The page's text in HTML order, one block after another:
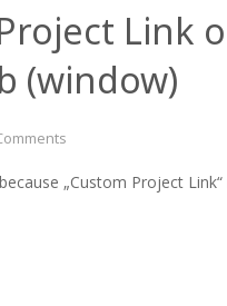
Link
(window)
„Custom Project Link“